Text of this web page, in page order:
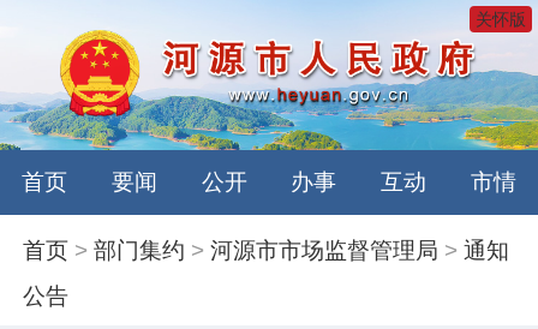
关怀版
首页 要闻 公开 办事 互动 市情
首页 >部门集约 >河源市市场监督管理局 >通知
公告